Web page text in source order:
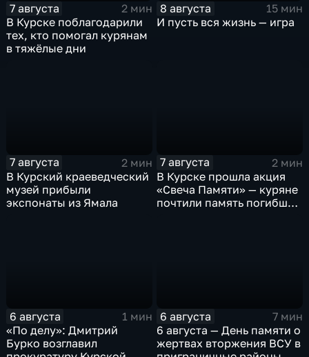
7 августа
2 мин
В Курске поблагодарили
тех, кто помогал курянам
в тяжёлые дни
8 августа
15 мин
И пусть вся жизнь — игра
7 августа
2 мин
В Курский краеведческий
музей прибыли
экспонаты из Ямала
7 августа
2 мин
В Курске прошла акция
«Свеча Памяти» — куряне
почтили память погибших
6 августа
1 мин
«По делу»: Дмитрий
Бурко возглавил
6 августа
7 мин
6 августа — День памяти о
жертвах вторжения ВСУ в